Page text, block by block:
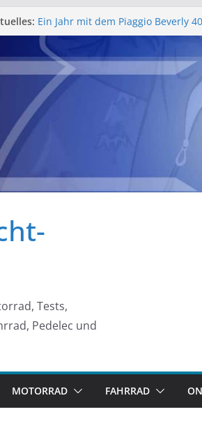
Ein Jahr mit dem Piaggio Beverly
Erfahrungsbericht
Barlfest der Barlgemeinschaft e.V.
gelungenes Wochenende 2026
Rosenmontag in Zell 2026 – „am
Schlüsselbatterie wechseln
Bessere Helmfachbeleuchtung –
Tests,
Pedelec und
MOTORRAD FAHRRAD